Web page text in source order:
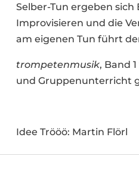
Selber-Tun ergeben
Improvisieren und die
am eigenen Tun führt
trompetenmusik, Band
und Gruppenunterricht
Idee Trööö: Martin Flörl